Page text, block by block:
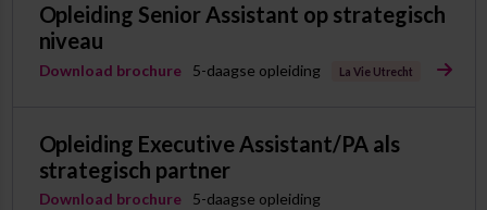
Opleiding Senior Assistant op strategisch
niveau
Download brochure 5-daagse opleiding La Vie Utrecht
Opleiding Executive Assistant/PA als
strategisch partner
Download brochure 5-daagse opleiding